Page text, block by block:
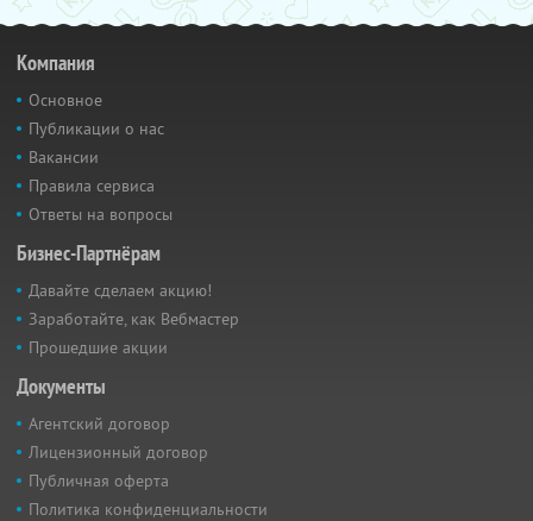
Компания
Основное
Публикации о нас
Вакансии
Правила сервиса
Ответы на вопросы
Бизнес-Партнёрам
Давайте сделаем акцию!
Заработайте, как Вебмастер
Прошедшие акции
Документы
Агентский договор
Лицензионный договор
Публичная оферта
Политика конфиденциальности